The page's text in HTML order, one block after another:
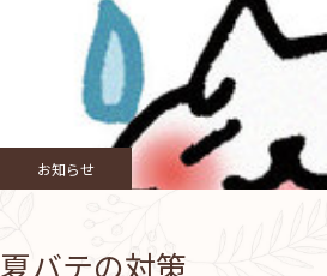
お知らせ
夏バテの対策